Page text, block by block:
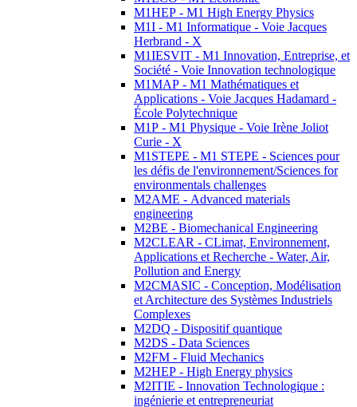
M1HEP - M1 High Energy Physics
M1I - M1 Informatique - Voie Jacques
Herbrand - X
M1IESVIT - M1 Innovation, Entreprise, et
Société - Voie Innovation technologique
M1MAP - M1 Mathématiques et
Applications - Voie Jacques Hadamard -
École Polytechnique
M1P - M1 Physique - Voie Irène Joliot
Curie - X
M1STEPE - M1 STEPE - Sciences pour
les défis de l'environnement/Sciences for
environmentals challenges
M2AME - Advanced materials
engineering
M2BE - Biomechanical Engineering
M2CLEAR - CLimat, Environnement,
Applications et Recherche - Water, Air,
Pollution and Energy
M2CMASIC - Conception, Modélisation
et Architecture des Systèmes Industriels
Complexes
M2DQ - Dispositif quantique
M2DS - Data Sciences
M2FM - Fluid Mechanics
M2HEP - High Energy physics
M2ITIE - Innovation Technologique :
ingénierie et entrepreneuriat